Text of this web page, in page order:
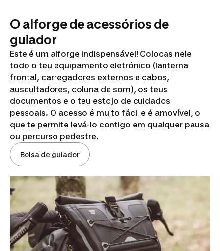
O alforge de acessórios de
guiador
Este é um alforge indispensável! Colocas nele
todo o teu equipamento eletrónico (lanterna
frontal, carregadores externos e cabos,
auscultadores, coluna de som), os teus
documentos e o teu estojo de cuidados
pessoais. O acesso é muito fácil e é amovível, o
que te permite levá-lo contigo em qualquer pausa
ou percurso pedestre.
Bolsa de guiador